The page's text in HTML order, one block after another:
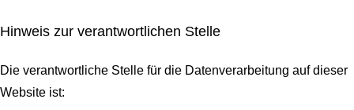
Hinweis zur verantwortlichen Stelle
Die verantwortliche Stelle für die Datenverarbeitung auf dieser
Website ist: